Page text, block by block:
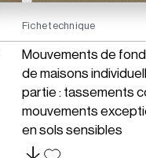
Fiche technique
Mouvements de
de maisons
partie : tassements
mouvements
en sols sensibles